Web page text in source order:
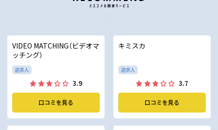
VIDEO MATCHING（ビデオマ
ッチング）
逆求人
3.9
口コミを見る
キミスカ
逆求人
3.7
口コミを見る